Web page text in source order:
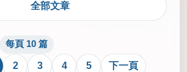
全部文章
每頁 10 篇
2 3 4 5
下一頁